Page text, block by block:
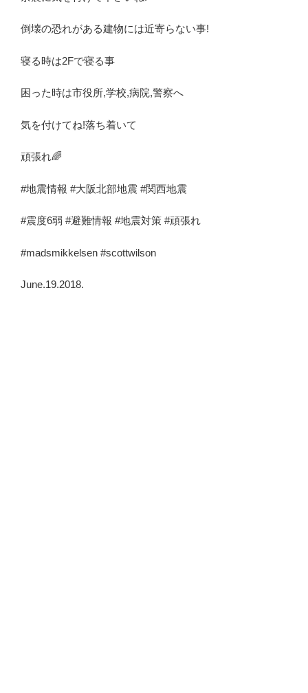
倒壊の恐れがある建物には近寄らない事!
寝る時は2Fで寝る事
困った時は市役所,学校,病院,警察へ
気を付けてね!落ち着いて
頑張れ🌈
#地震情報 #大阪北部地震 #関西地震
#震度6弱 #避難情報 #地震対策 #頑張れ
#madsmikkelsen #scottwilson
June.19.2018.